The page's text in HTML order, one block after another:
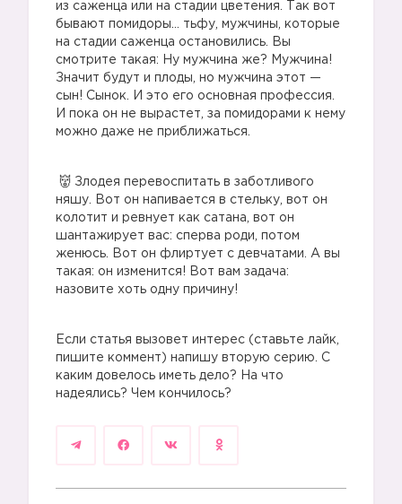
из саженца или на стадии цветения. Так вот
бывают помидоры… тьфу, мужчины, которые
на стадии саженца остановились. Вы
смотрите такая: Ну мужчина же? Мужчина!
Значит будут и плоды, но мужчина этот —
сын! Сынок. И это его основная профессия.
И пока он не вырастет, за помидорами к нему
можно даже не приближаться.
Злодея перевоспитать в заботливого
няшу. Вот он напивается в стельку, вот он
колотит и ревнует как сатана, вот он
шантажирует вас: сперва роди, потом
женюсь. Вот он флиртует с девчатами. А вы
такая: он изменится! Вот вам задача:
назовите хоть одну причину!⠀
Если статья вызовет интерес (ставьте лайк,
пишите коммент) напишу вторую серию. С
каким довелось иметь дело? На что
надеялись? Чем кончилось?